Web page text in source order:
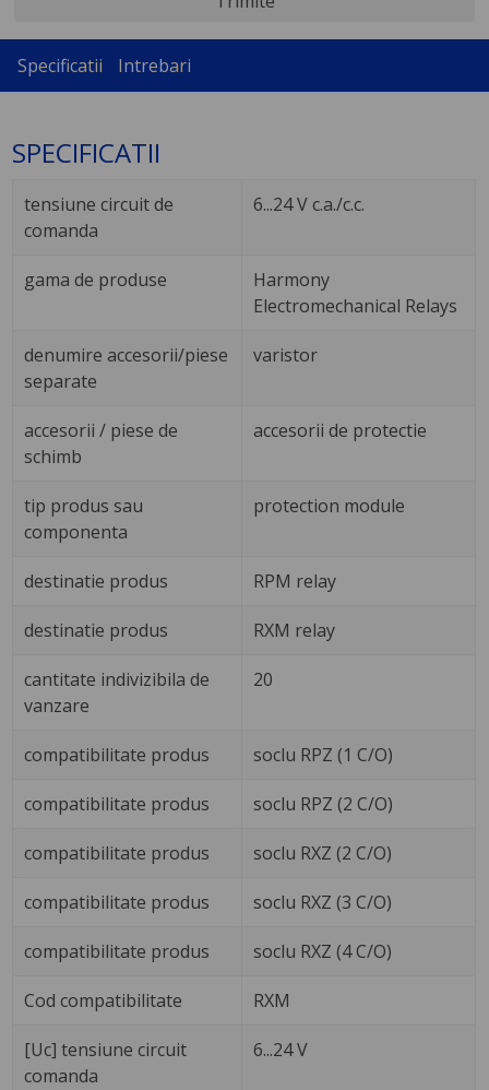
Specificatii Intrebari
SPECIFICATII
tensiune circuit de
comanda
6...24 V c.a./c.c.
gama de produse
Harmony
Electromechanical Relays
denumire accesorii/piese
separate
varistor
accesorii / piese de
schimb
accesorii de protectie
tip produs sau
componenta
protection module
destinatie produs RPM relay
destinatie produs RXM relay
cantitate indivizibila de
vanzare
20
compatibilitate produs soclu RPZ (1 C/O)
compatibilitate produs soclu RPZ (2 C/O)
compatibilitate produs soclu RXZ (2 C/O)
compatibilitate produs soclu RXZ (3 C/O)
compatibilitate produs soclu RXZ (4 C/O)
Cod compatibilitate RXM
[Uc] tensiune circuit
comanda
6...24 V